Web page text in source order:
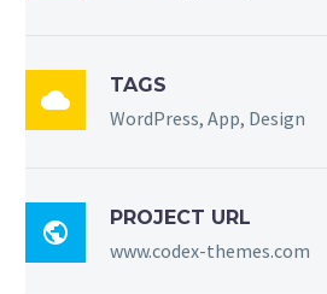

TAGS
WordPress, App, Design

PROJECT URL
www.codex-themes.com